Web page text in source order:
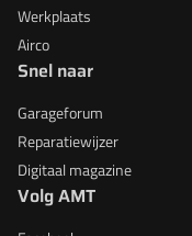
Werkplaats
Airco
Snel naar
Garageforum
Reparatiewijzer
Digitaal magazine
Volg AMT